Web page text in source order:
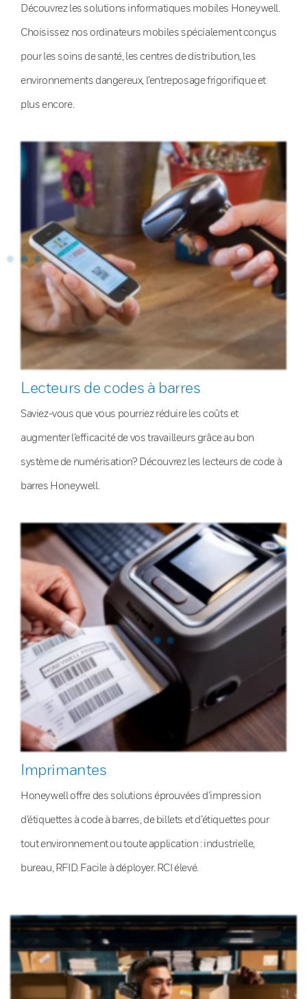
Découvrez les solutions informatiques mobiles Honeywell.
Choisissez nos ordinateurs mobiles spécialement conçus
pour les soins de santé, les centres de distribution, les
environnements dangereux, l’entreposage frigorifique et
plus encore.
Lecteurs de codes à barres
Saviez-vous que vous pourriez réduire les coûts et
augmenter l’efficacité de vos travailleurs grâce au bon
système de numérisation? Découvrez les lecteurs de code à
barres Honeywell.
Imprimantes
Honeywell offre des solutions éprouvées d’impression
d’étiquettes à code à barres, de billets et d’étiquettes pour
tout environnement ou toute application : industrielle,
bureau, RFID. Facile à déployer. RCI élevé.